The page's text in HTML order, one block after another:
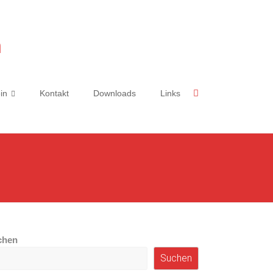
Kontakt Downloads Links
Suchen